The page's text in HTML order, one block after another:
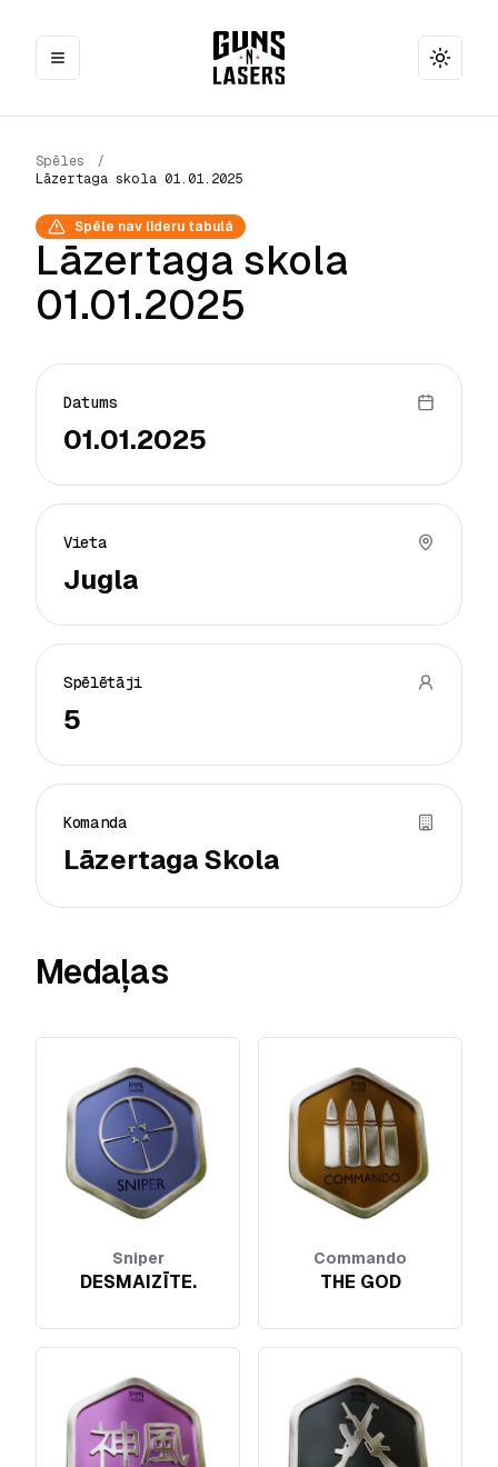
Toggle
Spēles
/
Lāzertaga skola 01.01.2025
Spēle nav līderu tabulā
Lāzertaga skola
01.01.2025
Datums
01.01.2025
Vieta
Jugla
Spēlētāji
5
Komanda
Lāzertaga Skola
Medaļas
Sniper
DESMAIZĪTE.
Commando
THE GOD